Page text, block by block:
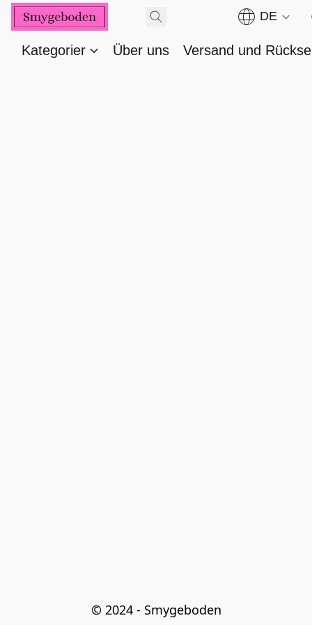
DE
Kategorier Über uns Versand und
© 2024 - Smygeboden